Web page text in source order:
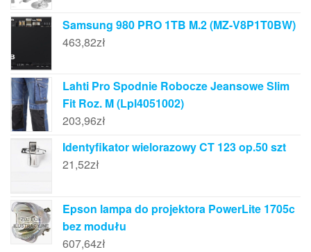
Samsung 980 PRO 1TB M.2 (MZ-V8P1T0BW)
463,82zł
Lahti Pro Spodnie Robocze Jeansowe Slim
Fit Roz. M (Lpl4051002)
203,96zł
Identyfikator wielorazowy CT 123 op.50 szt
21,52zł
Epson lampa do projektora PowerLite 1705c
bez modułu
607,64zł